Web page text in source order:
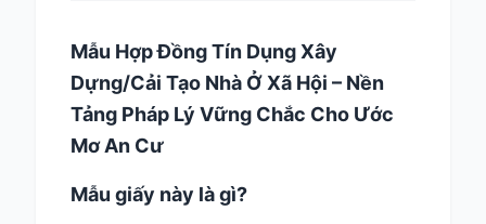
Mẫu Hợp Đồng Tín Dụng Xây
Dựng/Cải Tạo Nhà Ở Xã Hội – Nền
Tảng Pháp Lý Vững Chắc Cho Ước
Mơ An Cư
Mẫu giấy này là gì?